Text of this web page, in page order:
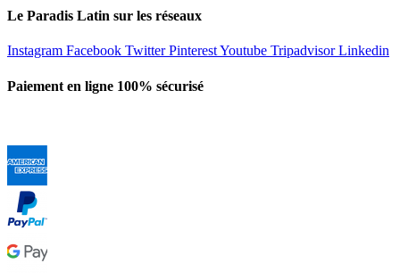
Le Paradis Latin sur les réseaux
Instagram Facebook Twitter PinterestYoutube Tripadvisor Linkedin
Paiement en ligne 100% sécurisé